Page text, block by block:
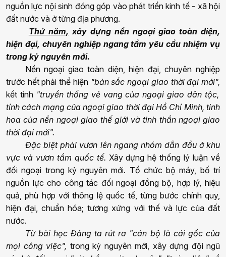
nguồn lực nội sinh đóng góp vào phát triển kinh tế - xã hội
đất nước và ở từng địa phương.
Thứ năm, xây dựng nền ngoại giao toàn diện,
hiện đại, chuyên nghiệp ngang tầm yêu cầu nhiệm vụ
trong kỷ nguyên mới.
Nền ngoại giao toàn diện, hiện đại, chuyên nghiệp
trước hết phải thể hiện "bản sắc ngoại giao thời đại mới",
kết tinh "truyền thống vẻ vang của ngoại giao dân tộc,
tính cách mạng của ngoại giao thời đại Hồ Chí Minh, tinh
hoa của nền ngoại giao thế giới và tinh thần ngoại giao
thời đại mới".
Đặc biệt phải vươn lên ngang nhóm dẫn đầu ở khu
vực và vươn tầm quốc tế. Xây dựng hệ thống lý luận về
đối ngoại trong kỷ nguyên mới. Tổ chức bộ máy, bố trí
nguồn lực cho công tác đối ngoại đồng bộ, hợp lý, hiệu
quả, phù hợp với thông lệ quốc tế, từng bước chính quy,
hiện đại, chuẩn hóa; tương xứng với thế và lực của đất
nước.
Từ bài học Đảng ta rút ra "cán bộ là cái gốc của
mọi công việc", trong kỷ nguyên mới, xây dựng đội ngũ